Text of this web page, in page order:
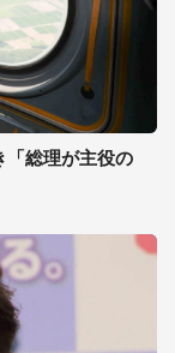
「総理が主役の